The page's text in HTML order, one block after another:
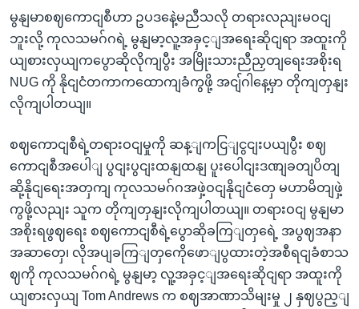
မွနျမာစဈကောငျစီဟာ ဥပဒနေဲ့မညီသလို တရားလညျးမဝငျ
ဘူးလို့ ကုလသမဂ်ဂရဲ့ မွနျမာ့လူ့အခှင့ျအရေးဆိုငျရာ အထူးကို
ယျစားလှယျကပွောဆိုလိုကျပွီး အမြိုးသားညီညှတျရေးအစိုးရ
NUG ကို နိုငျငံတကာကထောကျခံကွဖို့ အငျ်ဂါနေ့မှာ တိုကျတှနျး
လိုကျပါတယျ။
စဈကောငျစီရဲ့တရားဝငျမှုကို ဆန့ျကငြျငွငျးပယျပွီး စဈ
ကောငျစီအပေါျ ပွငျးပွငျးထနျထနျ ပူးပေါငျးဒဏျခတျပိတျ
ဆို့နိုငျရေးအတှကျ ကုလသမဂ်ဂအဖှဲ့ဝငျနိုငျငံတှေ မဟာမိတျဖှဲ့
ကွဖို့လညျး သူက တိုကျတှနျးလိုကျပါတယျ။ တရားဝငျ မွနျမာ
အစိုးရဖွဈရေး စဈကောငျစီရဲ့ပွောဆိုခကြျတှရေဲ့ အပွဈအနာ
အဆာတှေ၊ လိုအပျခကြျတှကေိုဖောျပွထားတဲ့အစီရငျခံစာသ
ဈကို ကုလသမဂ်ဂရဲ့ မွနျမာ့ လူ့အခှင့ျအရေးဆိုငျရာ အထူးကို
ယျစားလှယျ Tom Andrews က စဈအာဏာသိမျးမှု ၂ နှဈပွည့ျ